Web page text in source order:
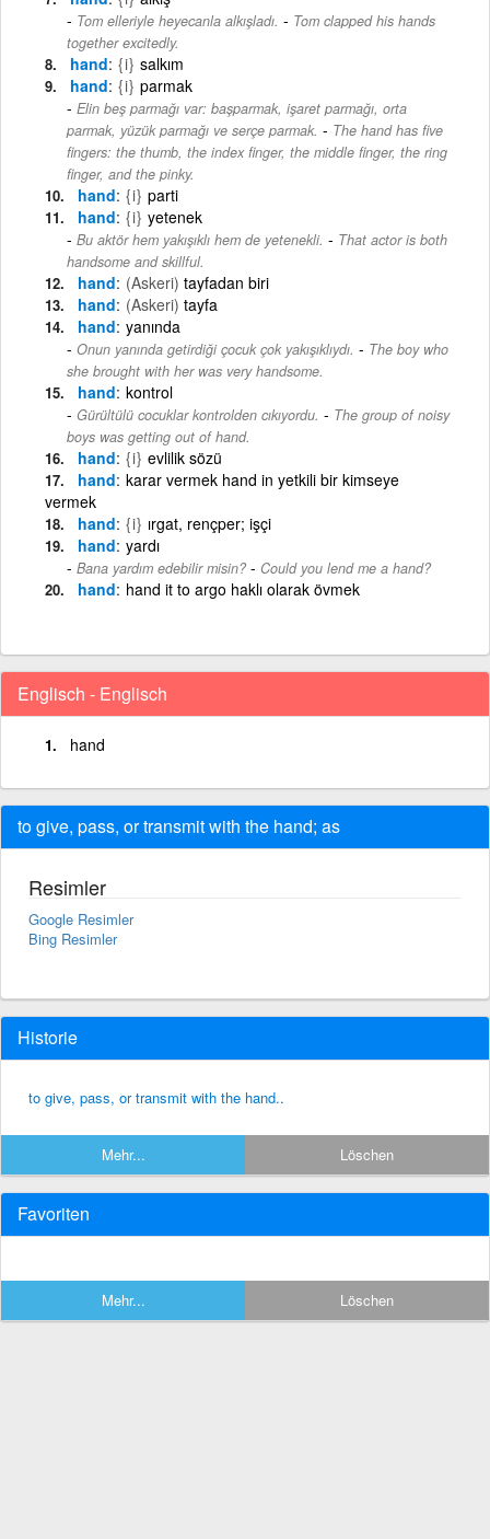
Tom elleriyle heyecanla alkışladı. - Tom clapped his hands
together excitedly.
hand {i} salkım
hand {i} parmak
Elin beş parmağı var: başparmak, işaret parmağı, orta
parmak, yüzük parmağı ve serçe parmak. - The hand has five
fingers: the thumb, the index finger, the middle finger, the ring
finger, and the pinky.
hand {i} parti
hand {i} yetenek
Bu aktör hem yakışıklı hem de yetenekli. - That actor is both
handsome and skillful.
hand (Askeri) tayfadan biri
hand (Askeri) tayfa
hand yanında
Onun yanında getirdiği çocuk çok yakışıklıydı. - The boy who
she brought with her was very handsome.
hand kontrol
Gürültülü cocuklar kontrolden cıkıyordu. - The group of noisy
boys was getting out of hand.
hand {i} evlilik sözü
hand karar vermek hand in yetkili bir kimseye
vermek
hand {i} ırgat, rençper; işçi
hand yardı
Bana yardım edebilir misin? - Could you lend me a hand?
hand hand it to argo haklı olarak övmek
Englisch - Englisch
hand
to give, pass, or transmit with the hand; as
Resimler
Google Resimler
Bing Resimler
Historie
to give, pass, or transmit with the hand..
Mehr... Löschen
Favoriten
Mehr... Löschen